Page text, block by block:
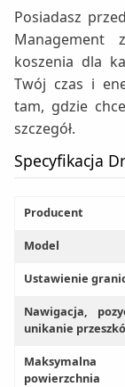
Posiadasz
Management
koszenia dla
Twój czas i
tam, gdzie
szczegół.
Specyfikacja
Producent
Model
Ustawienie
Nawigacja,
unikanie
Maksymalna
powierzchnia